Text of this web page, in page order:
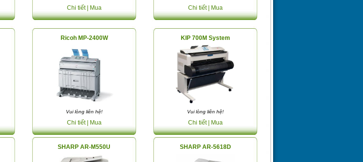
Chi tiết | Mua Chi tiết | Mua
Ricoh MP-2400W
Vui lòng liên hệ!
Chi tiết | Mua
KIP 700M System
Vui lòng liên hệ!
Chi tiết | Mua
SHARP AR-M550U SHARP AR-5618D